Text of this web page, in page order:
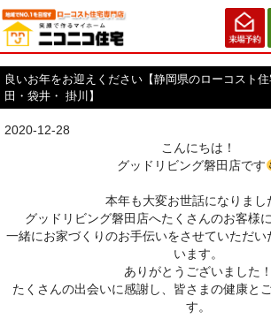
良いお年をお迎えください【静岡県のローコスト
田・袋井・ 掛川】
2020-12-28
こんにちは！
グッドリビング磐田店です
本年も大変お世話になりまし
グッドリビング磐田店へたくさんのお客様
一緒にお家づくりのお手伝いをさせていただい
います。
ありがとうございました！
たくさんの出会いに感謝し、皆さまの健康と
す。